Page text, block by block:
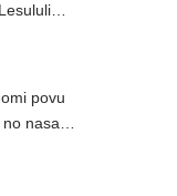
povu
nasaun